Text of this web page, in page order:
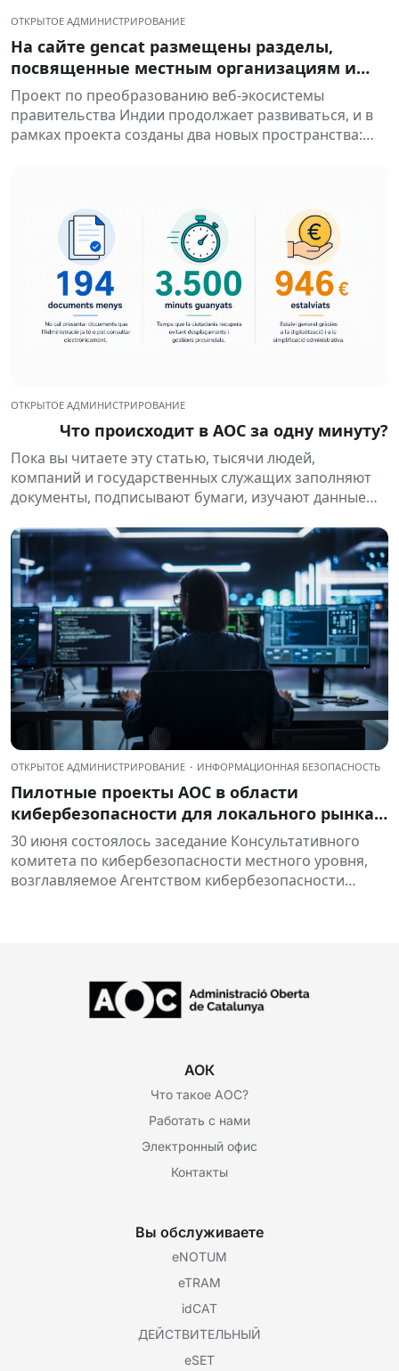
ОТКРЫТОЕ АДМИНИСТРИРОВАНИЕ
На сайте gencat размещены разделы,
посвященные местным организациям и
объединениям.
Проект по преобразованию веб-экосистемы
правительства Индии продолжает развиваться, и в
рамках проекта созданы два новых пространства:
ОТКРЫТОЕ АДМИНИСТРИРОВАНИЕ
Что происходит в AOC за одну минуту?
Пока вы читаете эту статью, тысячи людей,
компаний и государственных служащих заполняют
документы, подписывают бумаги, изучают данные
происходит регулярно...
ОТКРЫТОЕ АДМИНИСТРИРОВАНИЕ · ИНФОРМАЦИОННАЯ БЕЗОПАСНОСТЬ
Пилотные проекты AOC в области
кибербезопасности для локального рынка:
неизменяемое облачное резервное
копирование и многое другое.
30 июня состоялось заседание Консультативного
комитета по кибербезопасности местного уровня,
возглавляемое Агентством кибербезопасности
АОК
Что такое AOC?
Работать с нами
Электронный офис
Контакты
Вы обслуживаете
eNOTUM
eTRAM
idCAT
ДЕЙСТВИТЕЛЬНЫЙ
eSET